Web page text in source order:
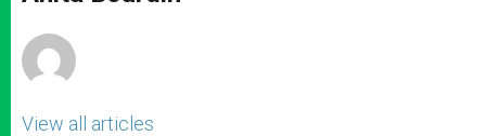
View all articles